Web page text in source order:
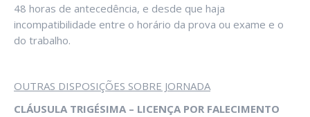
48 horas de antecedência, e desde que haja
incompatibilidade entre o horário da prova ou exame e o
do trabalho.
OUTRAS DISPOSIÇÕES SOBRE JORNADA
CLÁUSULA TRIGÉSIMA – LICENÇA POR FALECIMENTO